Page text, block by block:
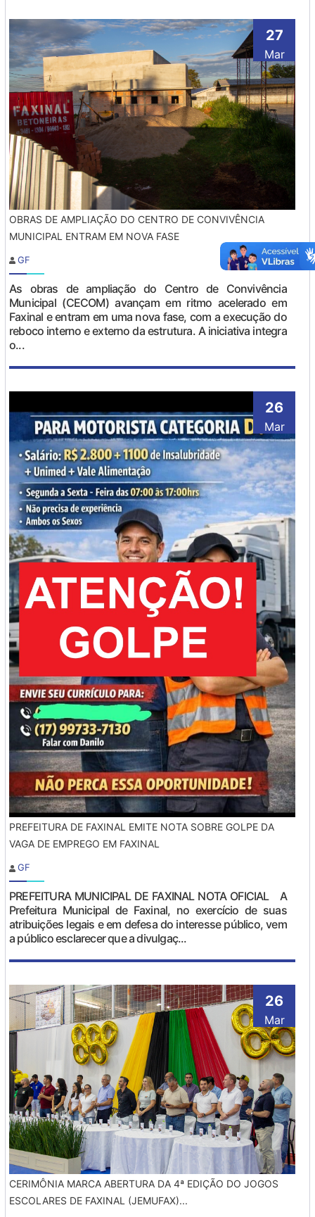
27
Mar
OBRAS DE AMPLIAÇÃO DO CENTRO DE CONVIVÊNCIA
MUNICIPAL ENTRAM EM NOVA FASE
GF
As obras de ampliação do Centro de Convivência
Municipal (CECOM) avançam em ritmo acelerado em
Faxinal e entram em uma nova fase, com a execução do
reboco interno e externo da estrutura. A iniciativa integra
o...
26
Mar
PREFEITURA DE FAXINAL EMITE NOTA SOBRE GOLPE DA
VAGA DE EMPREGO EM FAXINAL
GF
PREFEITURA MUNICIPAL DE FAXINAL NOTA OFICIAL A
Prefeitura Municipal de Faxinal, no exercício de suas
atribuições legais e em defesa do interesse público, vem
a público esclarecer que a divulgaç...
26
Mar
CERIMÔNIA MARCA ABERTURA DA 4ª EDIÇÃO DO JOGOS
ESCOLARES DE FAXINAL (JEMUFAX)...